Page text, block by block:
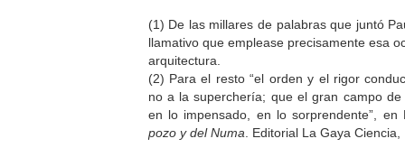
(1) De las millares de palabras que juntó
llamativo que emplease precisamente esa
arquitectura.
(2) Para el resto “el orden y el rigor
no a la superchería; que el gran campo
en lo impensado, en lo sorprendente”,
pozo y del Numa . Editorial La Gaya